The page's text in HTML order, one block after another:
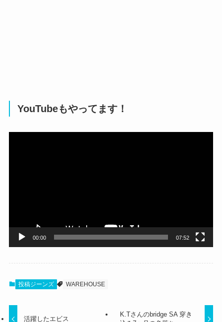
YouTubeもやってます！
00:00 07:52
投稿ジーンズ WAREHOUSE
活躍したエビス
K.Tさんのbridge SA 穿き